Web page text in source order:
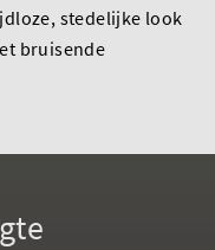
stedelijke look
bruisende